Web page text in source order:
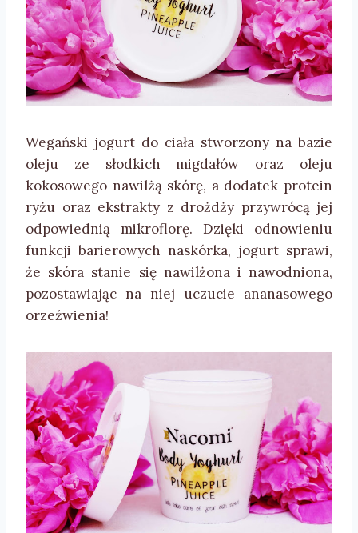
Wegański jogurt do ciała stworzony na bazie
oleju ze słodkich migdałów oraz oleju
kokosowego nawilżą skórę, a dodatek protein
ryżu oraz ekstrakty z drożdży przywrócą jej
odpowiednią mikroflorę. Dzięki odnowieniu
funkcji barierowych naskórka, jogurt sprawi,
że skóra stanie się nawilżona i nawodniona,
pozostawiając na niej uczucie ananasowego
orzeźwienia!